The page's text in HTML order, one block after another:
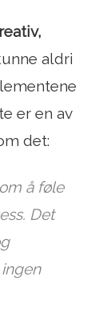
aldri
er en av
det:
å føle
Det